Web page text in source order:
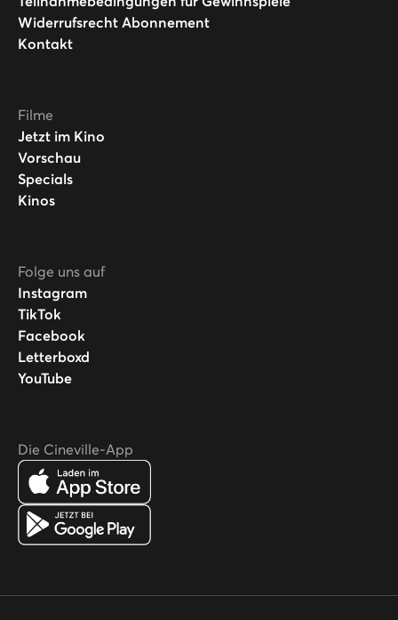
Widerrufsrecht Abonnement
Kontakt
Filme
Jetzt im Kino
Vorschau
Specials
Kinos
Folge uns auf
Instagram
TikTok
Facebook
Letterboxd
YouTube
Die Cineville-App